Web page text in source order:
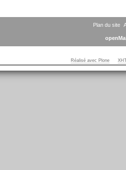
Plan du site
Réalisé avec Plone